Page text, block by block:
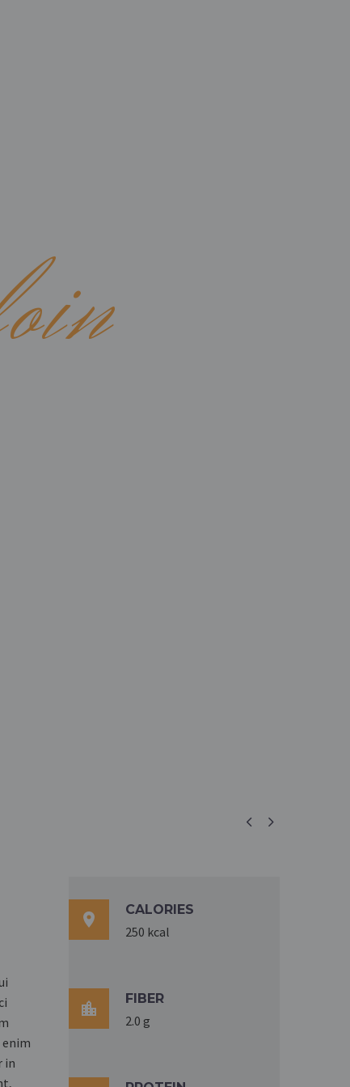
 
in

CALORIES
250 kcal

FIBER
2.0 g